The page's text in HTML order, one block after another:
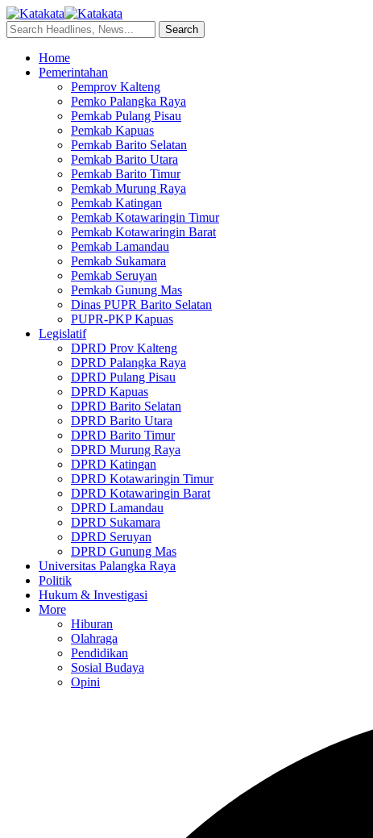
Home
Pemerintahan
Pemprov Kalteng
Pemko Palangka Raya
Pemkab Pulang Pisau
Pemkab Kapuas
Pemkab Barito Selatan
Pemkab Barito Utara
Pemkab Barito Timur
Pemkab Murung Raya
Pemkab Katingan
Pemkab Kotawaringin Timur
Pemkab Kotawaringin Barat
Pemkab Lamandau
Pemkab Sukamara
Pemkab Seruyan
Pemkab Gunung Mas
Dinas PUPR Barito Selatan
PUPR-PKP Kapuas
Legislatif
DPRD Prov Kalteng
DPRD Palangka Raya
DPRD Pulang Pisau
DPRD Kapuas
DPRD Barito Selatan
DPRD Barito Utara
DPRD Barito Timur
DPRD Murung Raya
DPRD Katingan
DPRD Kotawaringin Timur
DPRD Kotawaringin Barat
DPRD Lamandau
DPRD Sukamara
DPRD Seruyan
DPRD Gunung Mas
Universitas Palangka Raya
Politik
Hukum & Investigasi
More
Hiburan
Olahraga
Pendidikan
Sosial Budaya
Opini